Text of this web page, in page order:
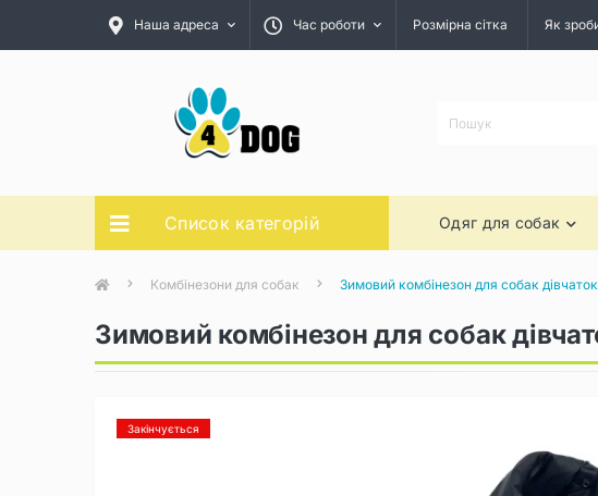
Наша адреса Час роботи Розмірна сітка Як
Список категорій Одяг для собак
Комбінезони для собак Зимовий комбінезон для собак
Зимовий комбінезон для собак
Закінчується